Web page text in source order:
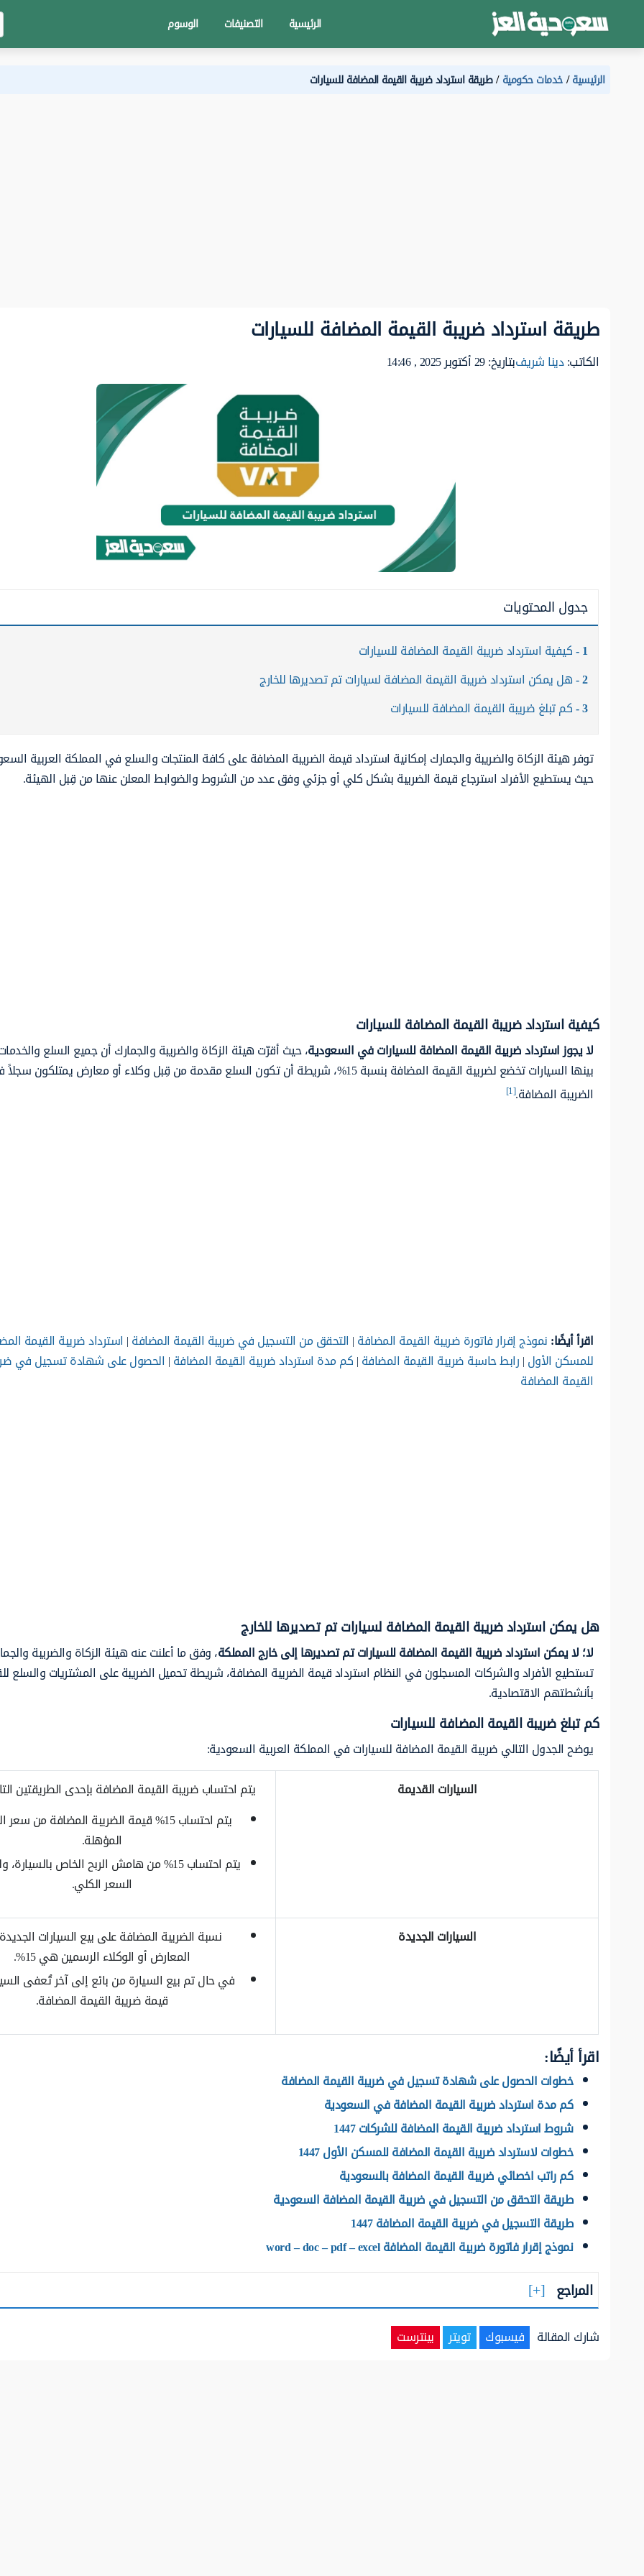
الرئيسية التصنيفات الوسوم
الرئيسية خدمات حكومية طريقة استرداد ضريبة القيمة المضافة للسيارات
طريقة استرداد ضريبة القيمة المضافة للسيارات
الكاتب:دينا شريفبتاريخ: 29 أكتوبر 2025 , 14:46
جدول المحتويات
1 كيفية استرداد ضريبة القيمة المضافة للسيارات
2 هل يمكن استرداد ضريبة القيمة المضافة لسيارات تم تصديرها للخارج
3 كم تبلغ ضريبة القيمة المضافة للسيارات
توفر هيئة الزكاة والضريبة والجمارك إمكانية استرداد قيمة الضريبة المضافة على كافة المنتجات والسلع في المملكة العربية
حيث يستطيع الأفراد استرجاع قيمة الضريبة بشكل كلي أو جزئي وفق عدد من الشروط والضوابط المعلن عنها من قِبل الهيئة.
كيفية استرداد ضريبة القيمة المضافة للسيارات
لا يجوز استرداد ضريبة القيمة المضافة للسيارات في السعودية، حيث أقرّت هيئة الزكاة والضريبة والجمارك أن جميع السلع
بينها السيارات تخضع لضريبة القيمة المضافة بنسبة 15%، شريطة أن تكون السلع مقدمة من قِبل وكلاء أو معارض
الضريبة المضافة.[1]
اقرأ أيضًا:نموذج إقرار فاتورة ضريبة القيمة المضافة| التحقق من التسجيل في ضريبة القيمة المضافة| استرداد ضريبة القيمة
للمسكن الأول|رابط حاسبة ضريبة القيمة المضافة|كم مدة استرداد ضريبة القيمة المضافة| الحصول على شهادة تسجيل في
القيمة المضافة
هل يمكن استرداد ضريبة القيمة المضافة لسيارات تم تصديرها للخارج
لا؛ لا يمكن استرداد ضريبة القيمة المضافة للسيارات تم تصديرها إلى خارج المملكة، وفق ما أعلنت عنه هيئة الزكاة والضريبة
تستطيع الأفراد والشركات المسجلون في النظام استرداد قيمة الضريبة المضافة، شريطة تحميل الضريبة على المشتريات والسلع
بأنشطتهم الاقتصادية.
كم تبلغ ضريبة القيمة المضافة للسيارات
يوضح الجدول التالي ضريبة القيمة المضافة للسيارات في المملكة العربية السعودية:
السيارات القديمة
يتم احتساب ضريبة القيمة المضافة بإحدى الطريقتين
يتم احتساب 15% قيمة الضريبة المضافة من
المؤهلة.
يتم احتساب 15% من هامش الربح الخاص
السعر الكلي.
السيارات الجديدة
نسبة الضريبة المضافة على بيع السيارات
المعارض أو الوكلاء الرسمين هي 15%.
في حال تم بيع السيارة من بائع إلى آخر تُعفى
قيمة ضريبة القيمة المضافة.
اقرأ أيضًا:
خطوات الحصول على شهادة تسجيل في ضريبة القيمة المضافة
كم مدة استرداد ضريبة القيمة المضافة في السعودية
شروط استرداد ضريبة القيمة المضافة للشركات 1447
خطوات لاسترداد ضريبة القيمة المضافة للمسكن الأول 1447
كم راتب اخصائي ضريبة القيمة المضافة بالسعودية
طريقة التحقق من التسجيل في ضريبة القيمة المضافة السعودية
طريقة التسجيل في ضريبة القيمة المضافة 1447
نموذج إقرار فاتورة ضريبة القيمة المضافة word – doc – pdf – excel
المراجع
شارك المقالة فيسبوك تويتر بينترست